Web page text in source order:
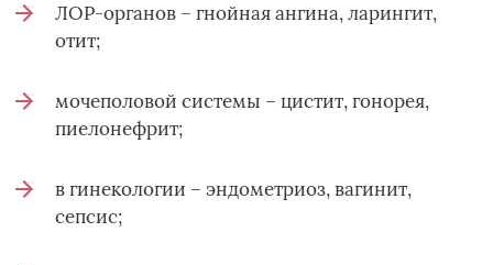
ЛОР-органов – гнойная ангина, ларингит,
отит;
мочеполовой системы – цистит, гонорея,
пиелонефрит;
в гинекологии – эндометриоз, вагинит,
сепсис;